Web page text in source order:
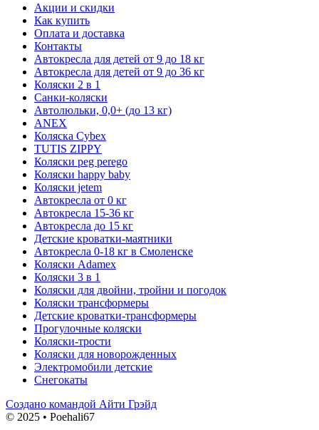
Акции и скидки
Как купить
Оплата и доставка
Контакты
Автокресла для детей от 9 до 18 кг
Автокресла для детей от 9 до 36 кг
Коляски 2 в 1
Санки-коляски
Автолюльки, 0,0+ (до 13 кг)
ANEX
Коляска Cybex
TUTIS ZIPPY
Коляски peg perego
Коляски happy baby
Коляски jetem
Автокресла от 0 кг
Автокресла 15-36 кг
Автокресла до 15 кг
Детские кроватки-маятники
Автокресла 0-18 кг в Смоленске
Коляски Adamex
Коляски 3 в 1
Коляски для двойни, тройни и погодок
Коляски трансформеры
Детские кроватки-трансформеры
Прогулочные коляски
Коляски-трости
Коляски для новорожденных
Электромобили детские
Снегокаты
Создано командой Айти Грэйд
© 2025 • Poehali67